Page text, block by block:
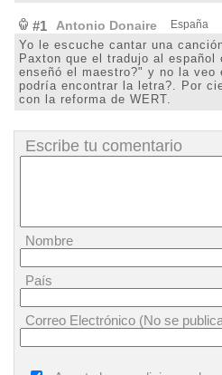
#1 Antonio Donaire España
Yo le escuche cantar una
Paxton que el tradujo al
enseñó el maestro?" y no la veo
podría encontrar la letra?. Por
con la reforma de WERT.
Escribe tu comentario
Nombre
País
Correo Electrónico (No se